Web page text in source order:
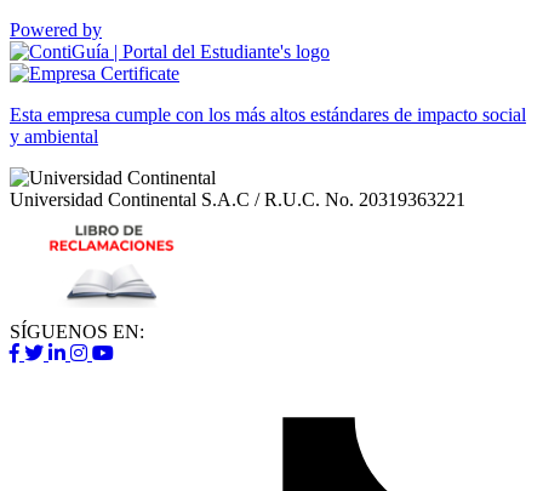
Powered by
Esta empresa cumple con los más altos estándares de impacto social
y ambiental
Universidad Continental S.A.C / R.U.C. No. 20319363221
SÍGUENOS EN: